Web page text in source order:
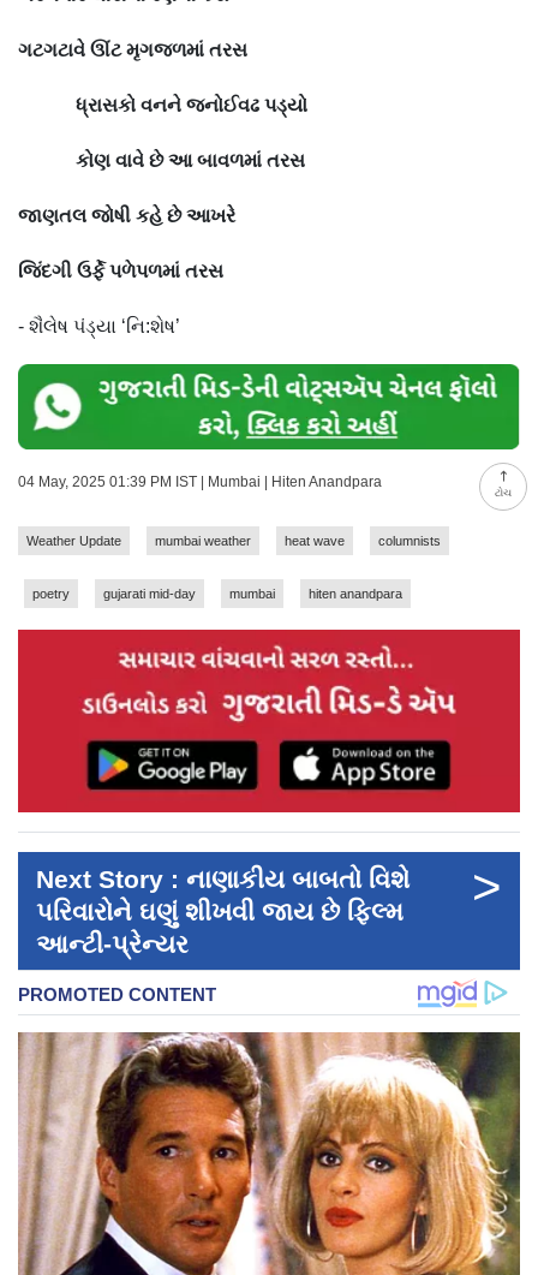
ટોચ
ગટગટાવે ઊંટ મૃગજળમાં તરસ
ધ્રાસકો વનને જનોઈવઢ પડ્યો
કોણ વાવે છે આ બાવળમાં તરસ
જાણતલ જોષી કહે છે આખરે
જિંદગી ઉર્ફે પળેપળમાં તરસ
- શૈલેષ પંડ્યા ‘નિ:શેષ’
04 May, 2025 01:39 PM IST | Mumbai | Hiten Anandpara
Weather Update mumbai weather heat wave columnists
poetry gujarati mid-day mumbai hiten anandpara
Next Story : નાણાકીય બાબતો વિશે
પરિવારોને ઘણું શીખવી જાય છે ફિલ્મ
આન્ટી-પ્રેન્યર
>